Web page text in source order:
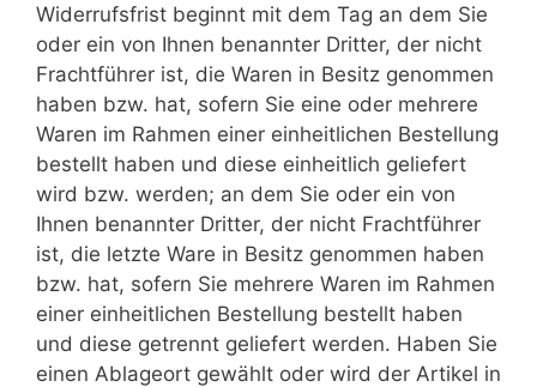
Widerrufsfrist beginnt mit dem Tag an dem Sie
oder ein von Ihnen benannter Dritter, der nicht
Frachtführer ist, die Waren in Besitz genommen
haben bzw. hat, sofern Sie eine oder mehrere
Waren im Rahmen einer einheitlichen Bestellung
bestellt haben und diese einheitlich geliefert
wird bzw. werden; an dem Sie oder ein von
Ihnen benannter Dritter, der nicht Frachtführer
ist, die letzte Ware in Besitz genommen haben
bzw. hat, sofern Sie mehrere Waren im Rahmen
einer einheitlichen Bestellung bestellt haben
und diese getrennt geliefert werden. Haben Sie
einen Ablageort gewählt oder wird der Artikel in